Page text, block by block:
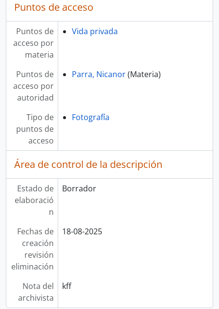
Puntos de acceso
Puntos de
acceso por
materia
Vida privada
Puntos de
acceso por
autoridad
Parra, Nicanor(Materia)
Tipo de
puntos de
acceso
Fotografía
Área de control de la descripción
Estado de
elaboració
n
Borrador
Fechas de
creación
revisión
eliminación
18-08-2025
Nota del
archivista
kff